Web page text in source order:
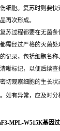
细胞。复苏时则要
再次形成。
苏过程都要在无菌条
需经过严格的灭菌处
记录，包括细胞名
晰标记，以便后续查
切观察细胞的生长
如有异常，应及时
MPL-W515K基因